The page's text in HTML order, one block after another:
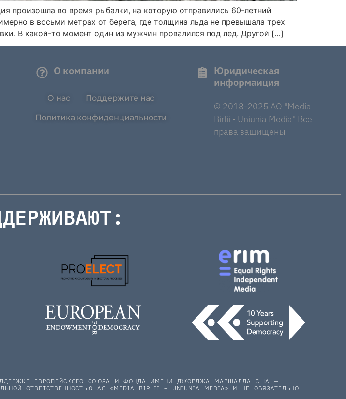
произошла во время рыбалки, на которую отправились 60-летний
в восьми метрах от берега, где толщина льда не превышала трех
В какой-то момент один из мужчин провалился под лед. Другой […]
О компании
О нас Поддержите нас
Политика конфиденциальности
Юридическая
информаиция
© 2018-2025 AO "Media
Birlii - Uniunia Media" Все
права защищены
ЕВРОПЕЙСКОГО СОЮЗА И ФОНДА ИМЕНИ ДЖОРДЖА МАРШАЛЛА США —
ОТВЕТСТВЕННОСТЬЮ АО «MEDIA BIRLII – UNIUNIA MEDIA» И НЕ ОБЯЗАТЕЛЬНО